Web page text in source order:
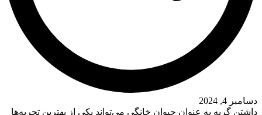
دسامبر 4, 2024
داشتن گربه به عنوان حیوان خانگی می‌تواند یکی از بهترین تجربه‌ها